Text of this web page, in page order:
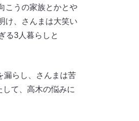
こうの家族とかとや
け、さんまは大笑い
る3人暮らしと
らし、さんまは苦
て、高木の悩みに